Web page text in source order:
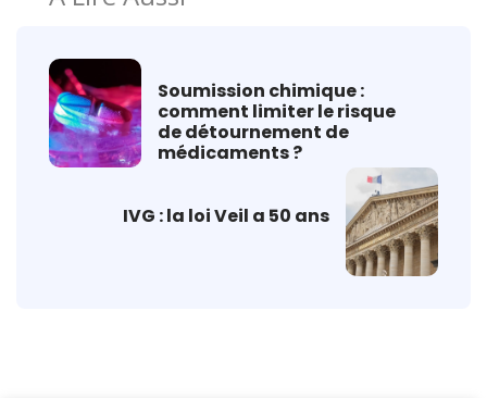
Soumission chimique :
comment limiter le risque
de détournement de
médicaments ?
IVG : la loi Veil a 50 ans